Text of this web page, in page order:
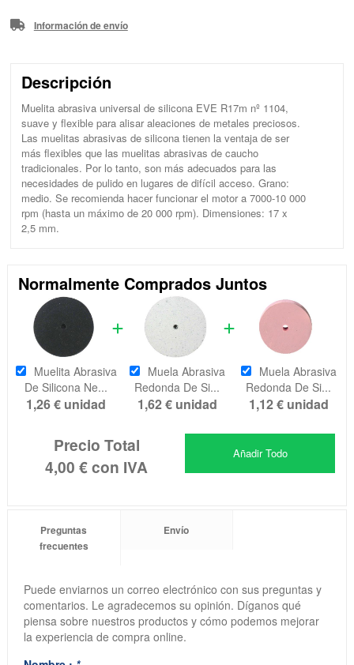
Información de envío
Descripción
Muelita abrasiva universal de silicona EVE R17m nº 1104,
suave y flexible para alisar aleaciones de metales preciosos.
Las muelitas abrasivas de silicona tienen la ventaja de ser
más flexibles que las muelitas abrasivas de caucho
tradicionales. Por lo tanto, son más adecuados para las
necesidades de pulido en lugares de difícil acceso. Grano:
medio. Se recomienda hacer funcionar el motor a 7000-10 000
rpm (hasta un máximo de 20 000 rpm). Dimensiones: 17 x
2,5 mm.
Normalmente Comprados Juntos
Muelita Abrasiva
De Silicona Ne...
1,26 € unidad
Muela Abrasiva
Redonda De Si...
1,62 € unidad
Muela Abrasiva
Redonda De Si...
1,12 € unidad
Precio Total
4,00 €con IVA
Añadir Todo
Preguntas
frecuentes
Envío
Puede enviarnos un correo electrónico con sus preguntas y
comentarios. Le agradecemos su opinión. Díganos qué
piensa sobre nuestros productos y cómo podemos mejorar
la experiencia de compra online.